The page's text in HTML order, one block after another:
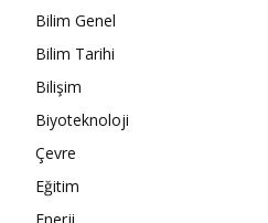
Bilim Genel
Bilim Tarihi
Bilişim
Biyoteknoloji
Çevre
Eğitim